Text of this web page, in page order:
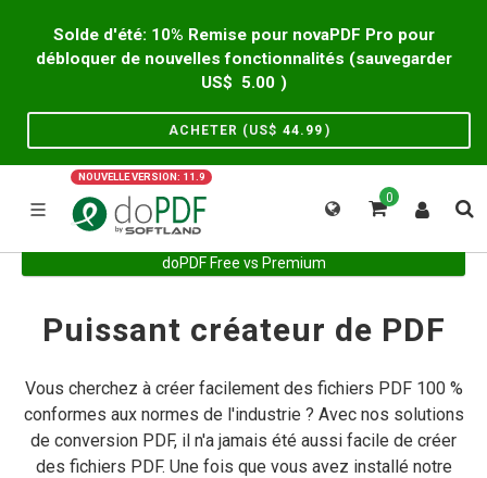
Solde d'été: 10% Remise pour novaPDF Pro pour
débloquer de nouvelles fonctionnalités (sauvegarder
US$ 5.00 )
ACHETER (US$ 44.99 )
NOUVELLE VERSION: 11.9
0
doPDF Free vs Premium
Puissant créateur de PDF
Vous cherchez à créer facilement des fichiers PDF 100 %
conformes aux normes de l'industrie ? Avec nos solutions
de conversion PDF, il n'a jamais été aussi facile de créer
des fichiers PDF. Une fois que vous avez installé notre